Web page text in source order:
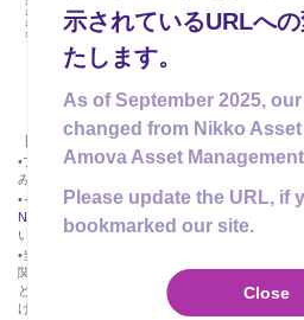
【取引所価格、インディカティブNAV、取引所
•ブラウザを読み込んだ時点の価格が表示されま
みしてください。
•インディカティブNAVの詳細については、日本
NAV・PCF情報」（※日本取引所グループのサイ
い。
•当ページで掲載している取引所価格、インディ
関する情報（以下「本情報」といいます。）は
といいます。）またはその提供元（以下「情報
けています。
示されているURLへ
たします。
As of September 2025,
changed from Nikko
Amova Asset
Please update the URL, if
bookmarked our site.
Close